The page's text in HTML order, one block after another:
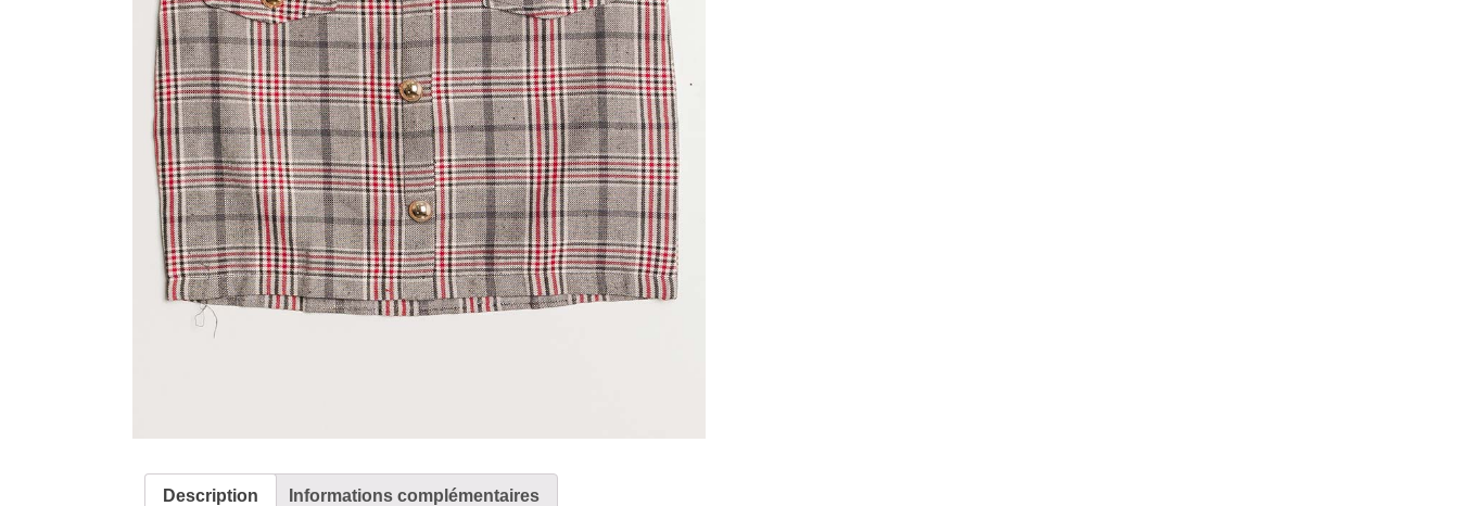
Description Informations complémentaires